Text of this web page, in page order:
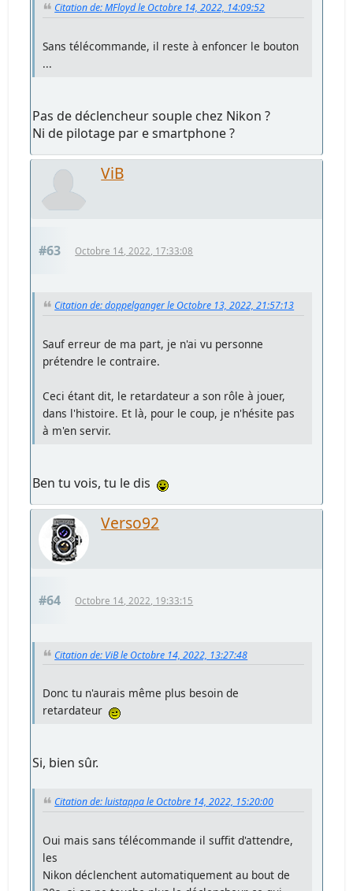
Citation de: MFloyd le Octobre 14, 2022, 14:09:52
Sans télécommande, il reste à enfoncer le bouton
...
Pas de déclencheur souple chez Nikon ?
Ni de pilotage par e smartphone ?
ViB
#63 Octobre 14, 2022, 17:33:08
Citation de: doppelganger le Octobre 13, 2022, 21:57:13
Sauf erreur de ma part, je n'ai vu personne
prétendre le contraire.
Ceci étant dit, le retardateur a son rôle à jouer,
dans l'histoire. Et là, pour le coup, je n'hésite pas
à m'en servir.
Ben tu vois, tu le dis
Verso92
#64 Octobre 14, 2022, 19:33:15
Citation de: ViB le Octobre 14, 2022, 13:27:48
Donc tu n'aurais même plus besoin de
retardateur
Si, bien sûr.
Citation de: luistappa le Octobre 14, 2022, 15:20:00
Oui mais sans télécommande il suffit d'attendre,
les
Nikon déclenchent automatiquement au bout de